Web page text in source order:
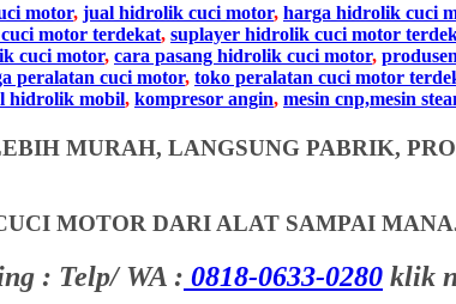
motor, jual hidrolik cuci motor, harga hidrolik cuci
motor terdekat, suplayer hidrolik cuci motor
cuci motor, cara pasang hidrolik cuci motor,
peralatan cuci motor, toko peralatan cuci motor
hidrolik mobil, kompresor angin, mesin cnp,mesin
MURAH, LANGSUNG PABRIK,
MOTOR DARI ALAT SAMPAI
: Telp/ WA : 0818-0633-0280 klik